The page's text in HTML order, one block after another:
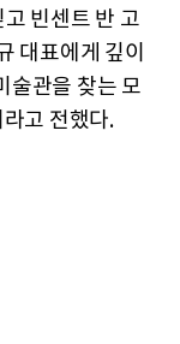
빈센트 반 고
대표에게 깊이
술관을 찾는 모
고 전했다.